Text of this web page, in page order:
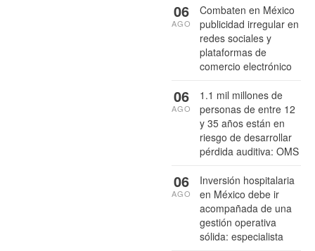
Combaten en México
publicidad irregular en
redes sociales y
plataformas de
comercio electrónico
06
AGO
1.1 mil millones de
personas de entre 12
y 35 años están en
riesgo de desarrollar
pérdida auditiva: OMS
06
AGO
Inversión hospitalaria
en México debe ir
acompañada de una
gestión operativa
sólida: especialista
06
AGO